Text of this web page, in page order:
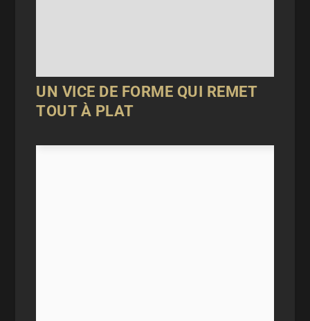
UN VICE DE FORME QUI REMET
TOUT À PLAT